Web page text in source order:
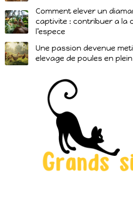
Comment elever un
captivite : contribuer a la
l’espece
Une passion devenue
elevage de poules en